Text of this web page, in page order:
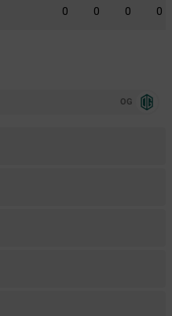
0 0 0 0
OG